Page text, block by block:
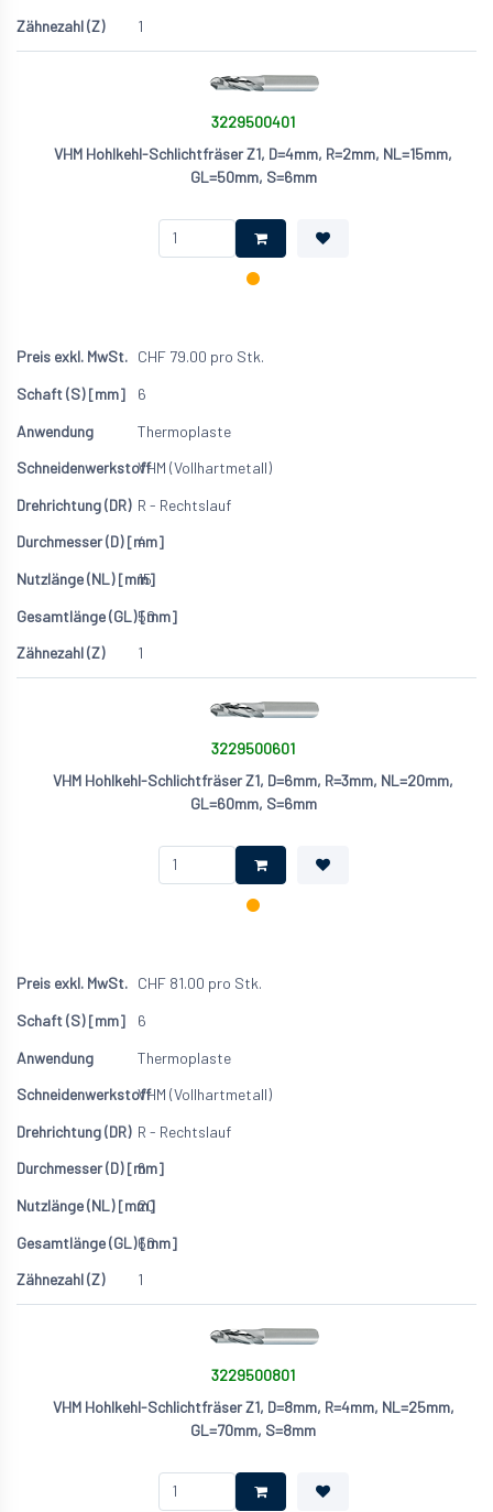
1
3229500401
VHM Hohlkehl-Schlichtfräser Z1, D=4mm, R=2mm, NL=15mm,
GL=50mm, S=6mm
CHF 79.00 pro Stk.
6
Thermoplaste
VHM (Vollhartmetall)
R - Rechtslauf
4
15
50
1
3229500601
VHM Hohlkehl-Schlichtfräser Z1, D=6mm, R=3mm, NL=20mm,
GL=60mm, S=6mm
CHF 81.00 pro Stk.
6
Thermoplaste
VHM (Vollhartmetall)
R - Rechtslauf
6
20
60
1
3229500801
VHM Hohlkehl-Schlichtfräser Z1, D=8mm, R=4mm, NL=25mm,
GL=70mm, S=8mm